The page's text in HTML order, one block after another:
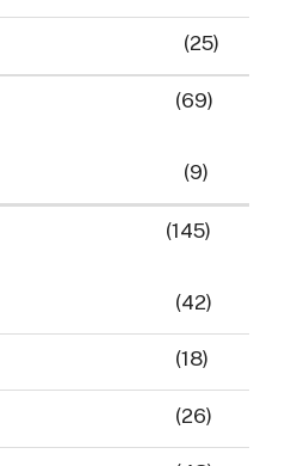
(25)
(69)
(9)
(145)
(42)
(18)
(26)